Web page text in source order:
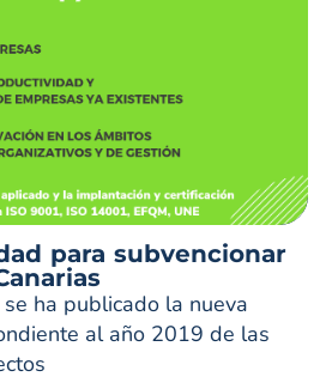
para subvencionar
ha publicado la nueva
al año 2019 de las